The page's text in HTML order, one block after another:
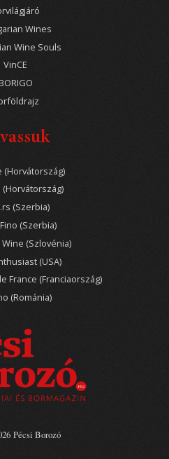
Wines
Wine Souls
VinCE
(Horvátország)
(Szerbia)
(Szerbia)
(Szlovénia)
(USA)
France (Franciaország)
(Románia)
Pécsi Borozó